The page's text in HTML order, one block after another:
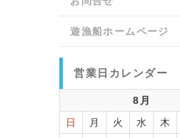
遊漁船ホームページ
営業日カレンダー
8月
日
月 火 水 木